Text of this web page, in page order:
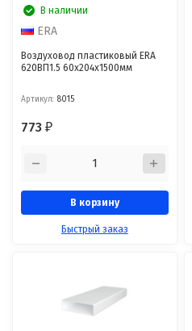
В наличии
ERA
Воздуховод пластиковый ERA
620ВП1.5 60x204x1500мм
Артикул: 8015
773₽
В корзину
Быстрый заказ